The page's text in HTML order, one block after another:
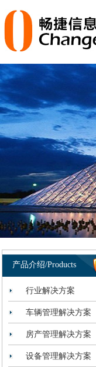
产品介绍/Products
行业解决方案
车辆管理解决方案
房产管理解决方案
设备管理解决方案